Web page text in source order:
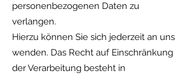
personenbezogenen Daten zu
verlangen.
Hierzu können Sie sich jederzeit an uns
wenden. Das Recht auf Einschränkung
der Verarbeitung besteht in